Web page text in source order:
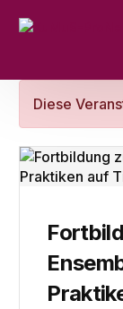
Diese